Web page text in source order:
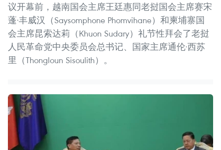
议开幕前，越南国会主席王廷惠同老挝国会主席赛宋
蓬·丰威汉（Saysomphone Phomvihane）和柬埔寨国
会主席昆索达莉（Khuon Sudary）礼节性拜会了老挝
人民革命党中央委员会总书记、国家主席通伦·西苏
里（Thongloun Sisoulith）。